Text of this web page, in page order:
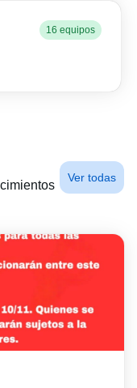
16 equipos
Ver todas